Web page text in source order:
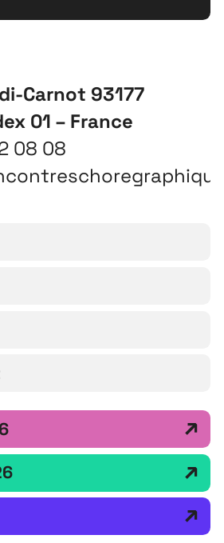
Carnot 93177
01 – France
08 08